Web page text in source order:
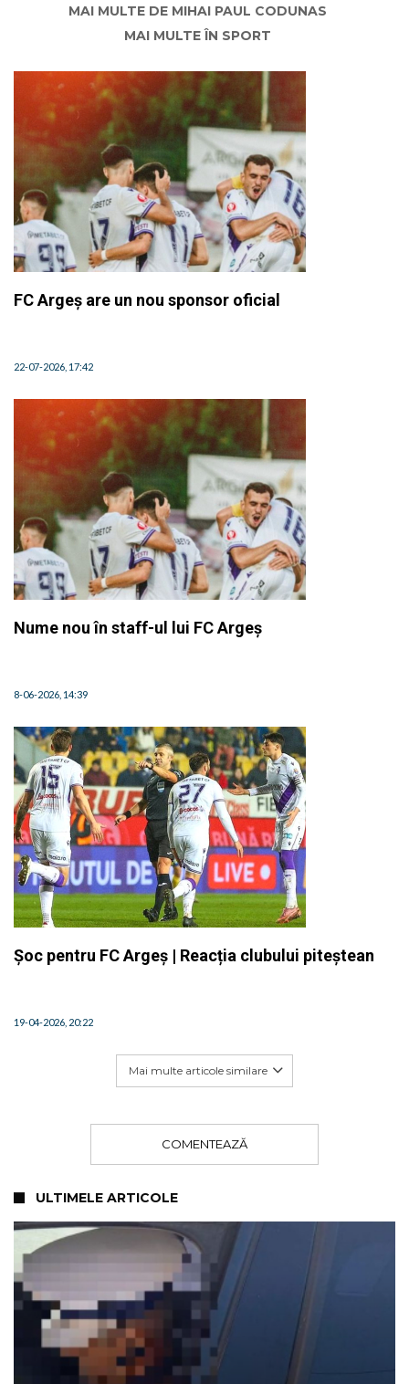
MAI MULTE DE MIHAI PAUL CODUNAS
MAI MULTE ÎN SPORT
FC Argeș are un nou sponsor oficial
22-07-2026, 17:42
Nume nou în staff-ul lui FC Argeș
8-06-2026, 14:39
Șoc pentru FC Argeș | Reacția clubului piteștean
19-04-2026, 20:22
Mai multe articole similare
COMENTEAZĂ
ULTIMELE ARTICOLE